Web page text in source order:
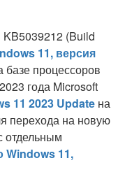
KB5039212 (Build
11, версия
базе процессоров
года Microsoft
11 2023 Update на
перехода на новую
отдельным
Windows 11,